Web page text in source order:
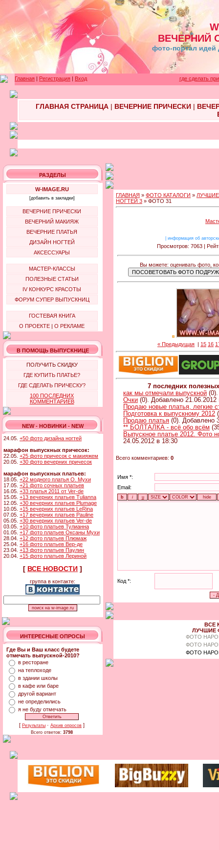
ВЕЧЕРНИЙ
фото-портал идей
Главная | Регистрация | Вход где сделать
ГЛАВНАЯ СТРАНИЦА| ВЕЧЕРНИЕ ПРИЧЕСКИ|
РАЗДЕЛЫ
W-IMAGE.RU
[добавить в закладки]
ВЕЧЕРНИЕ ПРИЧЕСКИ
ВЕЧЕРНИЙ МАКИЯЖ
ВЕЧЕРНИЕ ПЛАТЬЯ
ДИЗАЙН НОГТЕЙ
АКСЕССУАРЫ
МАСТЕР-КЛАССЫ
ПОЛЕЗНЫЕ СТАТЬИ
IV КОНКУРС КРАСОТЫ
ФОРУМ СУПЕР ВЫПУСКНИЦ
ГОСТЕВАЯ КНИГА
О ПРОЕКТЕ | О РЕКЛАМЕ
В ПОМОЩЬ ВЫПУСКНИЦЕ
ПОЛУЧИТЬ СКИДКУ
ГДЕ КУПИТЬ ПЛАТЬЕ?
ГДЕ СДЕЛАТЬ ПРИЧЕСКУ?
100 ПОСЛЕДНИХ
КОММЕНТАРИЕВ
NEW - НОВИНКИ - NEW
24.05. +50 фото дизайна ногтей
марафон выпускных причесок:
22.05. +25 фото причесок с макияжем
20.05. +30 фото вечерних причесок
марафон выпускных платьев:
18.05. +22 модного платья О. Мухи
17.05. +21 фото сочных платьев
16.05. +33 платья 2011 от Ver-de
15.05. +13 вечерних платьев Tulianna
12.05. +30 вечерних платьев Plumage
10.05. +15 вечерних платьев LeRina
07.05. +17 вечерних платьев Pauline
05.05. +30 вечерних платьев Ver-de
03.05. +10 фото платьев Тулианна
01.05. +17 фото платьев Оксаны Мухи
28.04. +12 фото платьев Плюмаж
25.04. +16 фото платьев Вер-де
23.04. +13 фото платьев Паулин
20.04. +15 фото платьев Лериной
[ ВСЕ НОВОСТИ ]
группа в контакте:
ИНТЕРЕСНЫЕ ОПРОСЫ
Где Вы и Ваш класс будете
отмечать выпускной-2010?
в ресторане
на теплоходе
в здании школы
в кафе или баре
другой вариант
не определились
я не буду отмечать
[ Результаты · Архив опросов ]
Всего ответов: 3798
ГЛАВНАЯ » ФОТО КАТАЛОГИ »
НОГТЕЙ 3 » ФОТО 31
информация об
Просмотров: 7063 |
Вы можете: оценивать фото,
« Предыдущая | 15 16
7 последних
как мы отмечали выпускной
Очки (0). Добавлено 21.06.2012
Продаю новые платья, легкие
Подготовка к выпускному 2012
Продаю платья (0). Добавлено
** БОЛТАЛКА - всё обо всём
Выпускное платье 2012. Фото
24.05.2012 в 18:30
Всего комментариев: 0
Имя *:
Email:
Код *:
ВСЕ
ЛУЧШИЕ
ФОТО
ФОТО
ФОТО